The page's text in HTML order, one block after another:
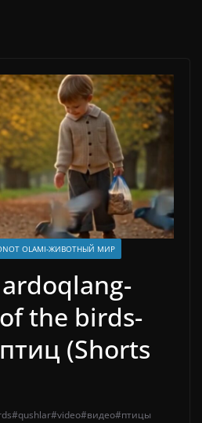
OLAMI-ЖИВОТНЫЙ МИР
the birds-
(Shorts
#qushlar#video#видео#птицы